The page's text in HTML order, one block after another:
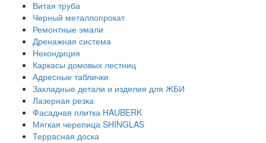
Витая труба
Черный металлопрокат
Ремонтные эмали
Дренажная система
Некондиция
Каркасы домовых лестниц
Адресные таблички
Закладные детали и изделия для ЖБИ
Лазерная резка
Фасадная плитка HAUBERK
Мягкая черепица SHINGLAS
Террасная доска